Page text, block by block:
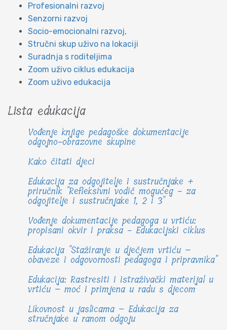
Profesionalni razvoj
Senzorni razvoj
Socio-emocionalni razvoj,
Stručni skup uživo na lokaciji
Suradnja s roditeljima
Zoom uživo ciklus edukacija
Zoom uživo edukacija
Lista edukacija
Vođenje knjige pedagoške dokumentacije
odgojno-obrazovne skupine
Kako čitati djeci
Edukacija za odgojitelje i sustručnjake +
priručnik "Refleksivni vodič mogućeg - za
odgojitelje i sustručnjake 1, 2 i 3"
Vođenje dokumentacije pedagoga u vrtiću:
propisani okvir i praksa - Edukacijski ciklus
Edukacija "Stažiranje u dječjem vrtiću –
obaveze i odgovornosti pedagoga i pripravnika"
Edukacija: Rastresiti i istraživački materijal u
vrtiću – moć i primjena u radu s djecom
Likovnost u jaslicama – Edukacija za
stručnjake u ranom odgoju